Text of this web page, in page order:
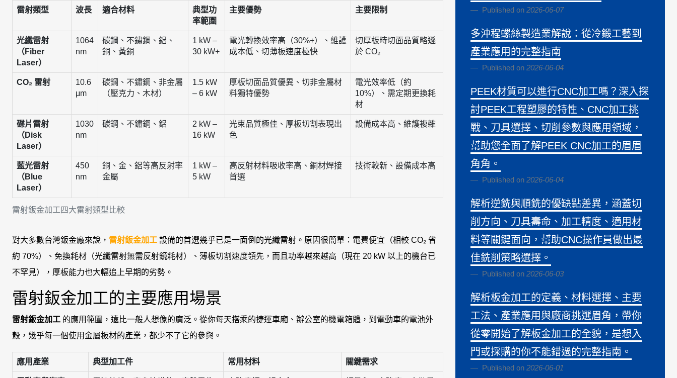
雷射鈑金加工四大雷射類型比較
雷射類型 波長 適合材料
典型功
率範圍
主要優勢 主要限制
光纖雷射
（Fiber
Laser）
1064
nm
碳鋼、不鏽鋼、鋁、
銅、黃銅
1 kW –
30 kW+
電光轉換效率高（30%+）、維護
成本低、切薄板速度極快
切厚板時切面品質略遜
於 CO₂
CO₂ 雷射
10.6
μm
碳鋼、不鏽鋼、非金屬
（壓克力、木材）
1.5 kW
– 6 kW
厚板切面品質優異、切非金屬材
料獨特優勢
電光效率低（約
10%）、需定期更換耗
材
碟片雷射
（Disk
Laser）
1030
nm
碳鋼、不鏽鋼、鋁
2 kW –
16 kW
光束品質極佳、厚板切割表現出
色
設備成本高、維護複雜
藍光雷射
（Blue
Laser）
450
nm
銅、金、鋁等高反射率
金屬
1 kW –
5 kW
高反射材料吸收率高、銅材焊接
首選
技術較新、設備成本高
對大多數台灣鈑金廠來說， 雷射鈑金加工 設備的首選幾乎已是一面倒的光纖雷射。原因很簡單：電費便宜（相較 CO₂ 省
約 70%）、免換耗材（光纖雷射無需反射鏡耗材）、薄板切割速度領先，而且功率越來越高（現在 20 kW 以上的機台已
不罕見），厚板能力也大幅追上早期的劣勢。
雷射鈑金加工的主要應用場景
雷射鈑金加工 的應用範圍，遠比一般人想像的廣泛。從你每天搭乘的捷運車廂、辦公室的機電箱體，到電動車的電池外
殼，幾乎每一個使用金屬板材的產業，都少不了它的參與。
應用產業 典型加工件 常用材料 關鍵需求
Published on 2026-06-07
多沖程螺絲製造業解說：從冷鍛工藝到
產業應用的完整指南
Published on 2026-06-04
PEEK材質可以進行CNC加工嗎？深入探
討PEEK工程塑膠的特性、CNC加工挑
戰、刀具選擇、切削參數與應用領域，
幫助您全面了解PEEK CNC加工的眉眉
角角。
Published on 2026-06-04
解析逆銑與順銑的優缺點差異，涵蓋切
削方向、刀具壽命、加工精度、適用材
料等關鍵面向，幫助CNC操作員做出最
佳銑削策略選擇。
Published on 2026-06-03
解析板金加工的定義、材料選擇、主要
工法、產業應用與廠商挑選眉角，帶你
從零開始了解板金加工的全貌，是想入
門或採購的你不能錯過的完整指南。
Published on 2026-06-01